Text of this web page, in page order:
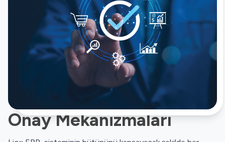
Onay Mekanizmaları